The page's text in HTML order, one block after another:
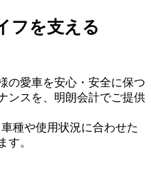
フを⽀える
の愛⾞を安⼼・安全に保つ
ンスを、明朗会計でご提供
種や使⽤状況に合わせた
す。